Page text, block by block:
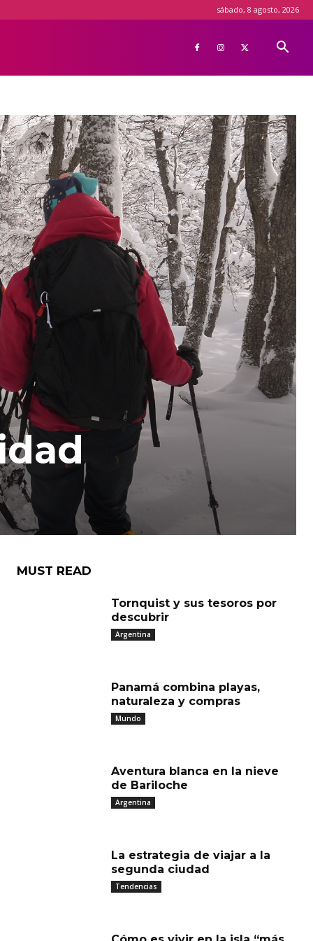
sábado, 8 agosto, 2026
MUST READ
Tornquist y sus tesoros por
descubrir
Argentina
Panamá combina playas,
naturaleza y compras
Mundo
Aventura blanca en la nieve
de Bariloche
Argentina
La estrategia de viajar a la
segunda ciudad
Tendencias